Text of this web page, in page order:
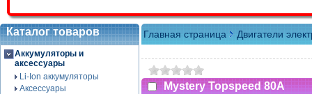
Каталог товаров
Аккумуляторы и
аксессуары
Li-Ion аккумуляторы
Аксессуары
Главная страница Двигатели
Mystery Topspeed 80A